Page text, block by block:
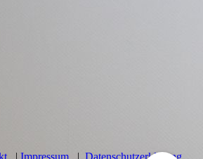
| Impressum | Datenschutzerklärung